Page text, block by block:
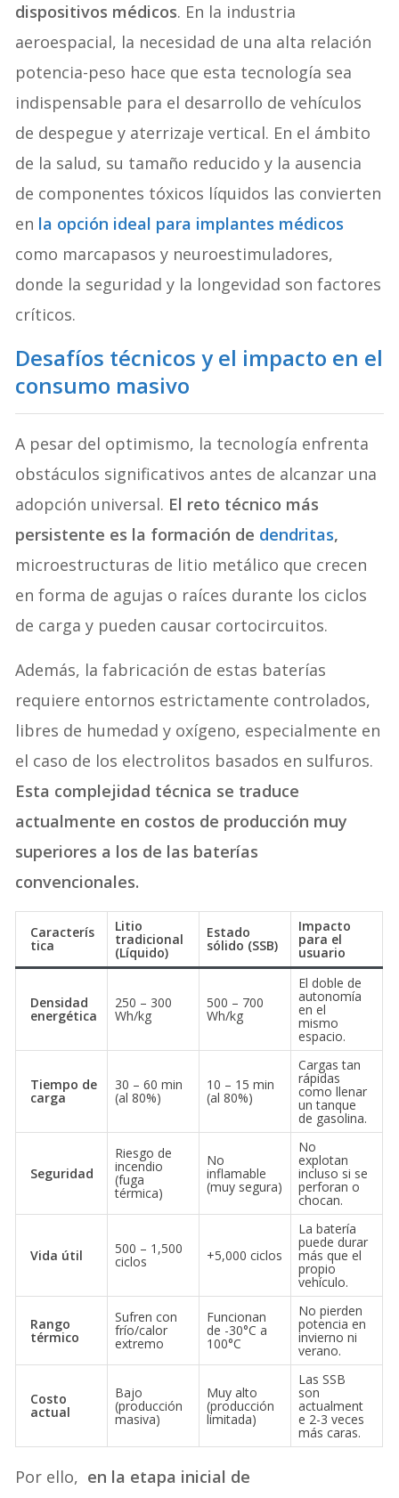
dispositivos médicos. En la industria
aeroespacial, la necesidad de una alta relación
potencia-peso hace que esta tecnología sea
indispensable para el desarrollo de vehículos
de despegue y aterrizaje vertical. En el ámbito
de la salud, su tamaño reducido y la ausencia
de componentes tóxicos líquidos las convierten
en la opción ideal para implantes médicos
como marcapasos y neuroestimuladores,
donde la seguridad y la longevidad son factores
críticos.
Desafíos técnicos y el impacto en el
consumo masivo
A pesar del optimismo, la tecnología enfrenta
obstáculos significativos antes de alcanzar una
adopción universal. El reto técnico más
persistente es la formación de dendritas,
microestructuras de litio metálico que crecen
en forma de agujas o raíces durante los ciclos
de carga y pueden causar cortocircuitos.
Además, la fabricación de estas baterías
requiere entornos estrictamente controlados,
libres de humedad y oxígeno, especialmente en
el caso de los electrolitos basados en sulfuros.
Esta complejidad técnica se traduce
actualmente en costos de producción muy
superiores a los de las baterías
convencionales.
Caracterís
tica
Litio
tradicional
(Líquido)
Estado
sólido (SSB)
Impacto
para el
usuario
Densidad
energética
250 – 300
Wh/kg
500 – 700
Wh/kg
El doble de
autonomía
en el
mismo
espacio.
Tiempo de
carga
30 – 60 min
(al 80%)
10 – 15 min
(al 80%)
Cargas tan
rápidas
como llenar
un tanque
de gasolina.
Seguridad
Riesgo de
incendio
(fuga
térmica)
No
inflamable
(muy segura)
No
explotan
incluso si se
perforan o
chocan.
Vida útil 500 – 1,500
ciclos +5,000 ciclos
La batería
puede durar
más que el
propio
vehículo.
Rango
térmico
Sufren con
frío/calor
extremo
Funcionan
de -30°C a
100°C
No pierden
potencia en
invierno ni
verano.
Costo
actual
Bajo
(producción
masiva)
Muy alto
(producción
limitada)
Las SSB
son
actualment
e 2-3 veces
más caras.
Por ello, en la etapa inicial de